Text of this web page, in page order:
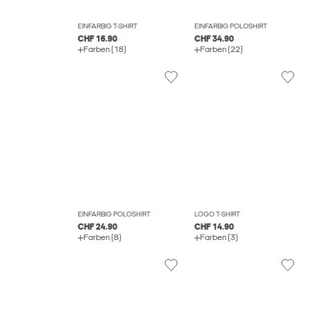
EINFARBIG T-SHIRT
CHF 16.90
Farben (18)
EINFARBIG POLOSHIRT
CHF 34.90
Farben (22)
EINFARBIG POLOSHIRT
CHF 24.90
Farben (8)
LOGO T-SHIRT
CHF 14.90
Farben (3)